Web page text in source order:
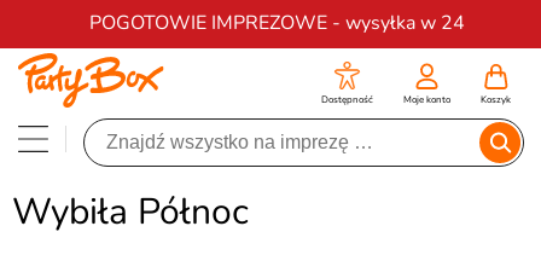
POGOTOWIE IMPREZOWE - wysyłka w 24
Darmowa dostawa na zamówienia od 200 zł
Dostępność Moje konto Koszyk
Wybiła Północ